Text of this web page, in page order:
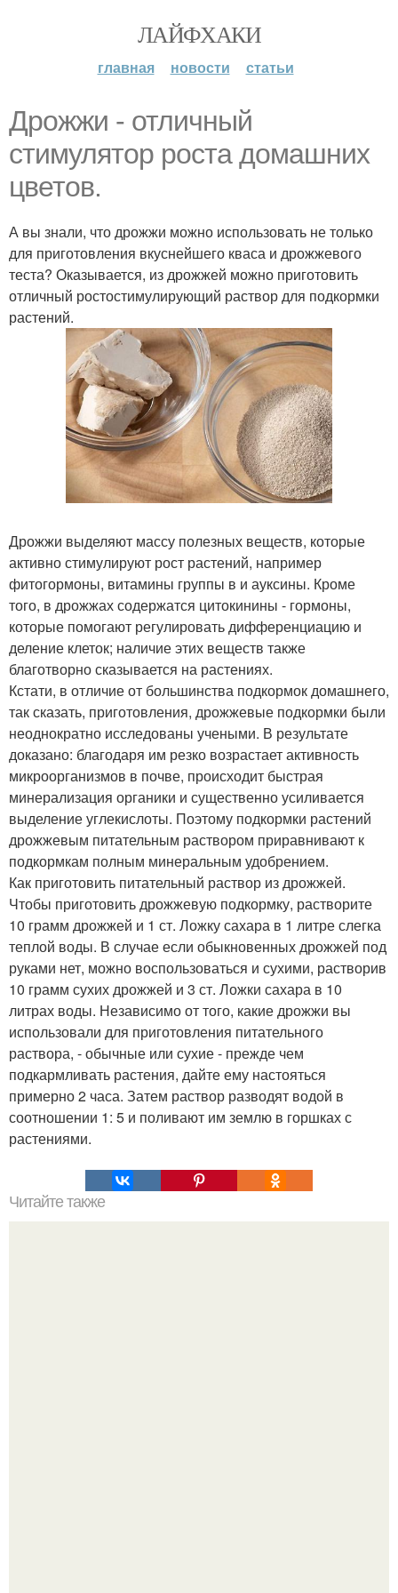
ЛАЙФХАКИ
главная новости статьи
Дрожжи - отличный
стимулятор роста домашних
цветов.
А вы знали, что дрожжи можно использовать не только
для приготовления вкуснейшего кваса и дрожжевого
теста? Оказывается, из дрожжей можно приготовить
отличный ростостимулирующий раствор для подкормки
растений.
Дрожжи выделяют массу полезных веществ, которые
активно стимулируют рост растений, например
фитогормоны, витамины группы в и ауксины. Кроме
того, в дрожжах содержатся цитокинины - гормоны,
которые помогают регулировать дифференциацию и
деление клеток; наличие этих веществ также
благотворно сказывается на растениях.
Кстати, в отличие от большинства подкормок домашнего,
так сказать, приготовления, дрожжевые подкормки были
неоднократно исследованы учеными. В результате
доказано: благодаря им резко возрастает активность
микроорганизмов в почве, происходит быстрая
минерализация органики и существенно усиливается
выделение углекислоты. Поэтому подкормки растений
дрожжевым питательным раствором приравнивают к
подкормкам полным минеральным удобрением.
Как приготовить питательный раствор из дрожжей.
Чтобы приготовить дрожжевую подкормку, растворите
10 грамм дрожжей и 1 ст. Ложку сахара в 1 литре слегка
теплой воды. В случае если обыкновенных дрожжей под
руками нет, можно воспользоваться и сухими, растворив
10 грамм сухих дрожжей и 3 ст. Ложки сахара в 10
литрах воды. Независимо от того, какие дрожжи вы
использовали для приготовления питательного
раствора, - обычные или сухие - прежде чем
подкармливать растения, дайте ему настояться
примерно 2 часа. Затем раствор разводят водой в
соотношении 1: 5 и поливают им землю в горшках с
растениями.
Читайте также